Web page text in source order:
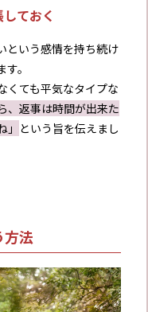
ておく
という感情を持ち続け
。
くても平気なタイプな
、返事は時間が出来た
という旨を伝えまし
方法